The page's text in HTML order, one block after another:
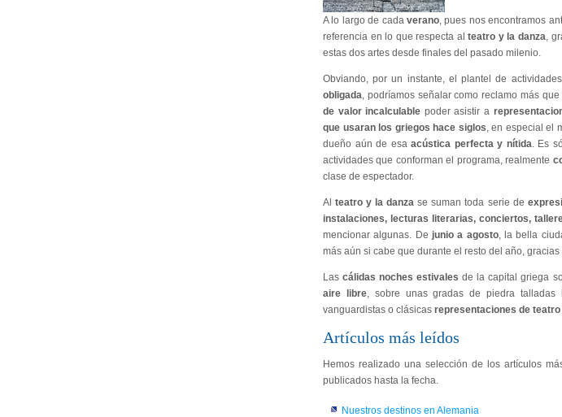
A lo largo de cada verano, pues nos encontramos
referencia en lo que respecta alteatro y la danza,
estas dos artes desde finales del pasado milenio.
Obviando, por un instante, el plantel de
obligada, podríamos señalar como reclamo más
de valor incalculable poder asistir a
que usaran los griegos hace siglos, en especial el
dueño aún de esaacústica perfecta y nítida. Es
actividades que conforman el programa, realmente
clase de espectador.
Al teatro y la danza se suman toda serie de
instalaciones, lecturas literarias, conciertos,
mencionar algunas. De junio a agosto, la bella
más aún si cabe que durante el resto del año, gracias
Lascálidas noches estivales de la capital griega
aire libre, sobre unas gradas de piedra talladas
vanguardistas o clásicas representaciones de teatro
Artículos más leídos
Hemos realizado una selección de los artículos
publicados hasta la fecha.
Nuestros destinos en Alemania